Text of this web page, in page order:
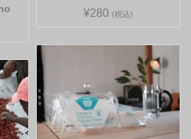
¥280 (税込)